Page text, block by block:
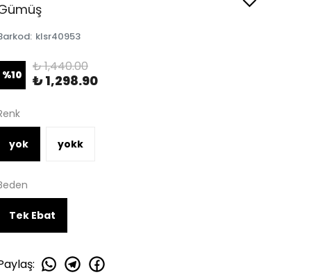
: klsr40953
%10
₺ 1,440.00
₺ 1,298.90
yok yokk
Tek Ebat
: